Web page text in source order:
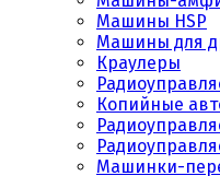
Машины HSP
Машины для
Краулеры
Копийные
Машинки-